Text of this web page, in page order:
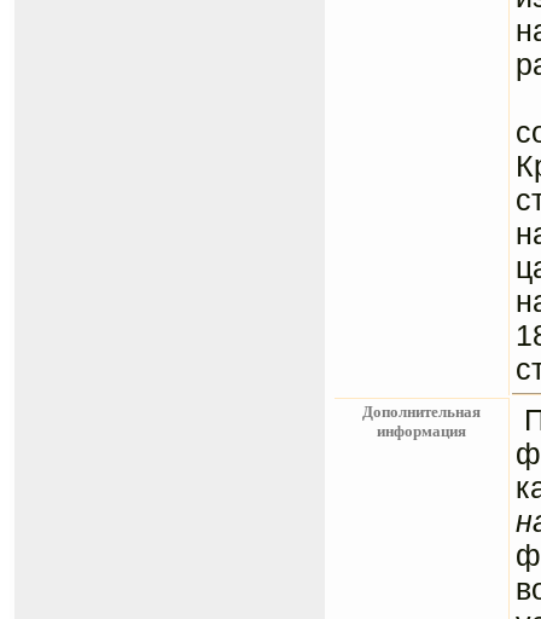
Дополнительная
информация